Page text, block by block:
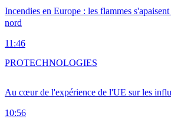
Incendies en Europe : les flammes
nord
11:46
Au cœur de l'expérience de l'UE sur les
10:56
PROTECHNOLOGIES